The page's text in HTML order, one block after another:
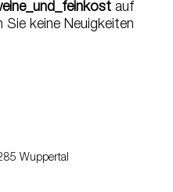
auf
keine Neuigkeiten
Wuppertal